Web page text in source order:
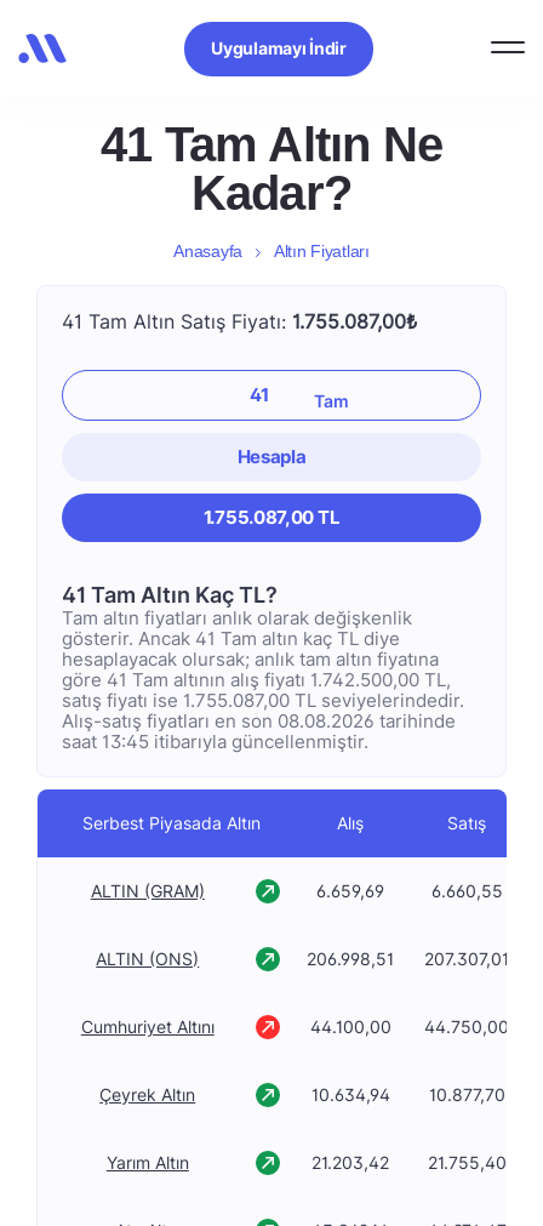
Uygulamayı İndir
41 Tam Altın Ne
Kadar?
Anasayfa Altın Fiyatları
41 Tam Altın Satış Fiyatı: 1.755.087,00₺
Hesapla
1.755.087,00 TL
41 Tam Altın Kaç TL?
Tam altın fiyatları anlık olarak değişkenlik
gösterir. Ancak 41 Tam altın kaç TL diye
hesaplayacak olursak; anlık tam altın fiyatına
göre 41 Tam altının alış fiyatı 1.742.500,00 TL,
satış fiyatı ise 1.755.087,00 TL seviyelerindedir.
Alış-satış fiyatları en son 08.08.2026 tarihinde
saat 13:45 itibarıyla güncellenmiştir.
Serbest Piyasada Altın Alış Satış
ALTIN (GRAM) 6.659,69 6.660,55
ALTIN (ONS) 206.998,51 207.307,01
Cumhuriyet Altını 44.100,00 44.750,00
Çeyrek Altın 10.634,94 10.877,70
Yarım Altın 21.203,42 21.755,40